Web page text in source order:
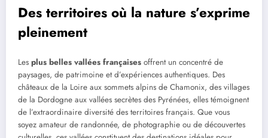
Des territoires où la nature s’exprime
pleinement
Les plus belles vallées françaises offrent un concentré de
paysages, de patrimoine et d’expériences authentiques. Des
châteaux de la Loire aux sommets alpins de Chamonix, des villages
de la Dordogne aux vallées secrètes des Pyrénées, elles témoignent
de l’extraordinaire diversité des territoires français. Que vous
soyez amateur de randonnée, de photographie ou de découvertes